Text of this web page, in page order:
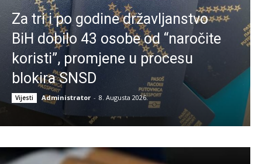
Za tri i po godine državljanstvo
BiH dobilo 43 osobe od “naročite
koristi”, promjene u procesu
blokira SNSD
Vijesti Administrator - 8. Augusta 2026.